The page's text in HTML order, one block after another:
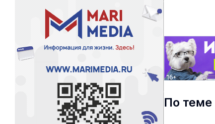
По теме